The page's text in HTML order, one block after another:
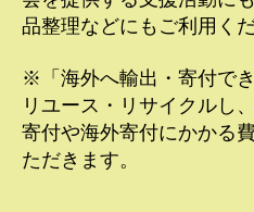
品整理などにもご利用くだ
※「海外へ輸出・寄付で
リユース・リサイクルし
寄付や海外寄付にかかる
ただきます。